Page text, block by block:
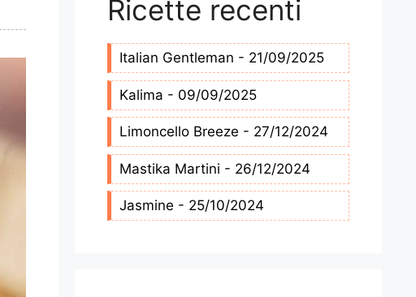
Ricette recenti
Italian Gentleman - 21/09/2025
Kalima - 09/09/2025
Limoncello Breeze - 27/12/2024
Mastika Martini - 26/12/2024
Jasmine - 25/10/2024